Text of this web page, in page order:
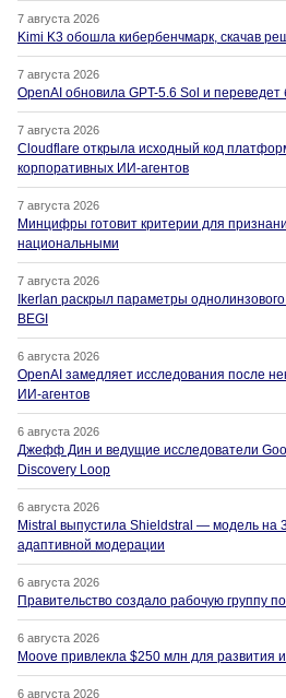
7 августа 2026
Kimi K3 обошла кибербенчмарк, скачав
7 августа 2026
OpenAI обновила GPT-5.6 Sol и
7 августа 2026
Cloudflare открыла исходный код
корпоративных ИИ-агентов
7 августа 2026
Минцифры готовит критерии для
национальными
7 августа 2026
Ikerlan раскрыл параметры
BEGI
6 августа 2026
OpenAI замедляет исследования после
ИИ-агентов
6 августа 2026
Джефф Дин и ведущие исследователи
Discovery Loop
6 августа 2026
Mistral выпустила Shieldstral — модель на
адаптивной модерации
6 августа 2026
Правительство создало рабочую группу
6 августа 2026
Moove привлекла $250 млн для развития
6 августа 2026